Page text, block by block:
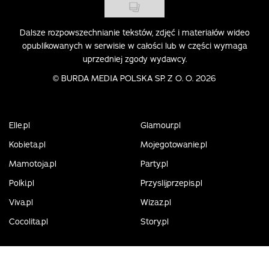
Dalsze rozpowszechnianie tekstów, zdjęć i materiałów wideo
opublikowanych w serwisie w całości lub w części wymaga
uprzedniej zgody wydawcy.
© BURDA MEDIA POLSKA SP. Z O. O. 2026
Elle.pl
Glamour.pl
Kobieta.pl
Mojegotowanie.pl
Mamotoja.pl
Party.pl
Polki.pl
Przyslijprzepis.pl
Viva.pl
Wizaz.pl
Cocolita.pl
Story.pl